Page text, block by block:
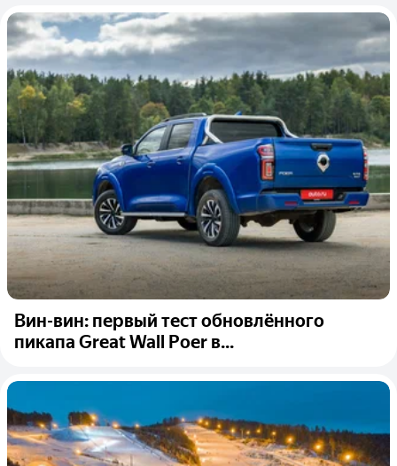
Вин-вин: первый тест обновлённого
пикапа Great Wall Poer в...